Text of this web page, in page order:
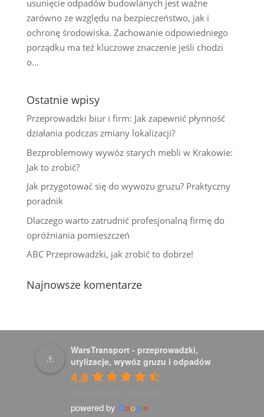
usunięcie odpadów budowlanych jest ważne
zarówno ze względu na bezpieczeństwo, jak i
ochronę środowiska. Zachowanie odpowiedniego
porządku ma też kluczowe znaczenie jeśli chodzi
o...
Ostatnie wpisy
Przeprowadzki biur i firm: Jak zapewnić płynność
działania podczas zmiany lokalizacji?
Bezproblemowy wywóz starych mebli w Krakowie:
Jak to zrobić?
Jak przygotować się do wywozu gruzu? Praktyczny
poradnik
Dlaczego warto zatrudnić profesjonalną firmę do
opróżniania pomieszczeń
ABC Przeprowadzki, jak zrobić to dobrze!
Najnowsze komentarze
WarsTransport - przeprowadzki,
utylizacje, wywóz gruzu i odpadów
4.8
powered by Google